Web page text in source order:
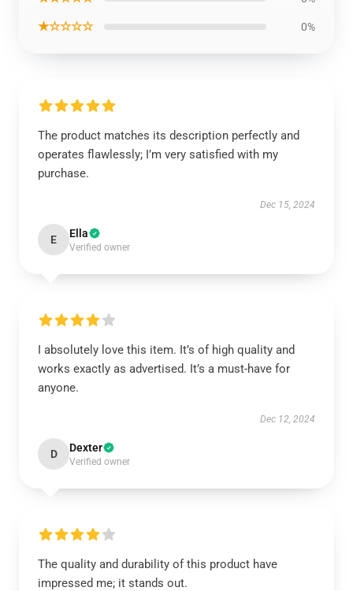
★☆☆☆☆ 0%
The product matches its description perfectly and
operates flawlessly; I’m very satisfied with my
purchase.
Dec 15, 2024
E Ella
Verified owner
I absolutely love this item. It’s of high quality and
works exactly as advertised. It’s a must-have for
anyone.
Dec 12, 2024
D Dexter
Verified owner
The quality and durability of this product have
impressed me; it stands out.